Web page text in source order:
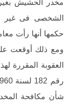
مخدر الحشيش بغير
الشخصى فى غير
ومع ذلك أوقعت
شأن مكافحة